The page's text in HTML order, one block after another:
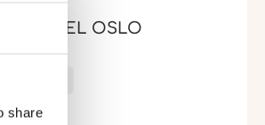
share
OSLO